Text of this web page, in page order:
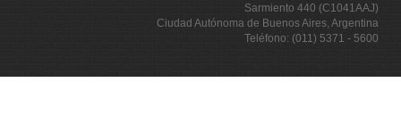
Sarmiento 440 (C1041AAJ)
Ciudad Autónoma de Buenos Aires, Argentina
Teléfono: (011) 5371 - 5600